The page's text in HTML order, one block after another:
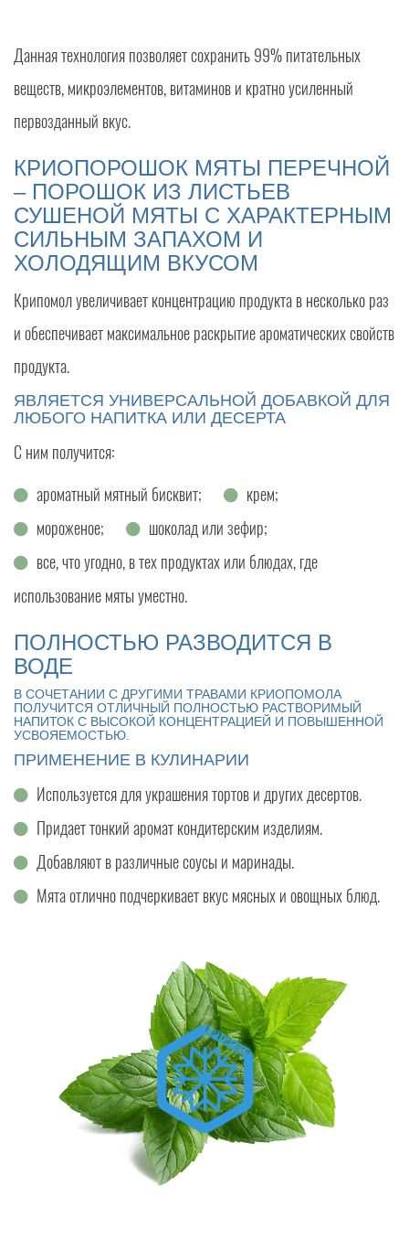
Данная технология позволяет сохранить 99% питательных
веществ, микроэлементов, витаминов и кратно усиленный
первозданный вкус.
КРИОПОРОШОК МЯТЫ ПЕРЕЧНОЙ
– ПОРОШОК ИЗ ЛИСТЬЕВ
СУШЕНОЙ МЯТЫ С ХАРАКТЕРНЫМ
СИЛЬНЫМ ЗАПАХОМ И
ХОЛОДЯЩИМ ВКУСОМ
Крипомол увеличивает концентрацию продукта в несколько раз
и обеспечивает максимальное раскрытие ароматических свойств
продукта.
ЯВЛЯЕТСЯ УНИВЕРСАЛЬНОЙ ДОБАВКОЙ ДЛЯ
ЛЮБОГО НАПИТКА ИЛИ ДЕСЕРТА
С ним получится:
ароматный мятный бисквит;
крем;
мороженое;
шоколад или зефир;
все, что угодно, в тех продуктах или блюдах, где
использование мяты уместно.
ПОЛНОСТЬЮ РАЗВОДИТСЯ В
ВОДЕ
В СОЧЕТАНИИ С ДРУГИМИ ТРАВАМИ КРИОПОМОЛА
ПОЛУЧИТСЯ ОТЛИЧНЫЙ ПОЛНОСТЬЮ РАСТВОРИМЫЙ
НАПИТОК С ВЫСОКОЙ КОНЦЕНТРАЦИЕЙ И ПОВЫШЕННОЙ
УСВОЯЕМОСТЬЮ.
ПРИМЕНЕНИЕ В КУЛИНАРИИ
Используется для украшения тортов и других десертов.
Придает тонкий аромат кондитерским изделиям.
Добавляют в различные соусы и маринады.
Мята отлично подчеркивает вкус мясных и овощных блюд.